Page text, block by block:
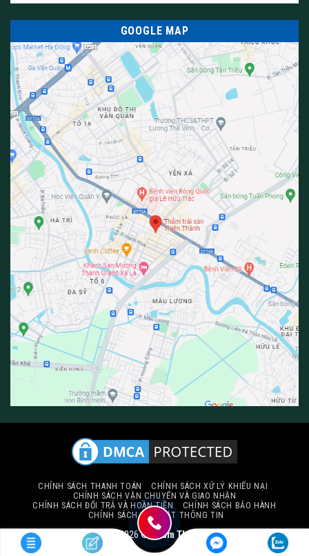
GOOGLE MAP
CHÍNH SÁCH THANH TOÁN
CHÍNH SÁCH XỬ LÝ KHIẾU NẠI
CHÍNH SÁCH VẬN CHUYỂN VÀ GIAO NHẬN
CHÍNH SÁCH ĐỔI TRẢ VÀ HOÀN TIỀN
CHÍNH SÁCH BẢO HÀNH
CHÍNH SÁCH BẢO MẬT THÔNG TIN
Copyright 2026 © Thảm Thiên Thành